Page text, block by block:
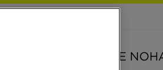
THE NORTH FACE